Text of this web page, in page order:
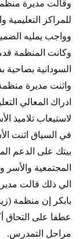
وقالت مديرة
للمراكز
وواجب يمليه
وكانت المنظمة
السودانية
واثنت مديرة
ادراك المعالي
لاستيعاب تلاميذ
في السياق اثنت
بيتك على الدعم
المجتمعية والأسر
الي ذلك قالت
بابكر إن منظمة
عطفا على التحاق
مراحل التمدرس.